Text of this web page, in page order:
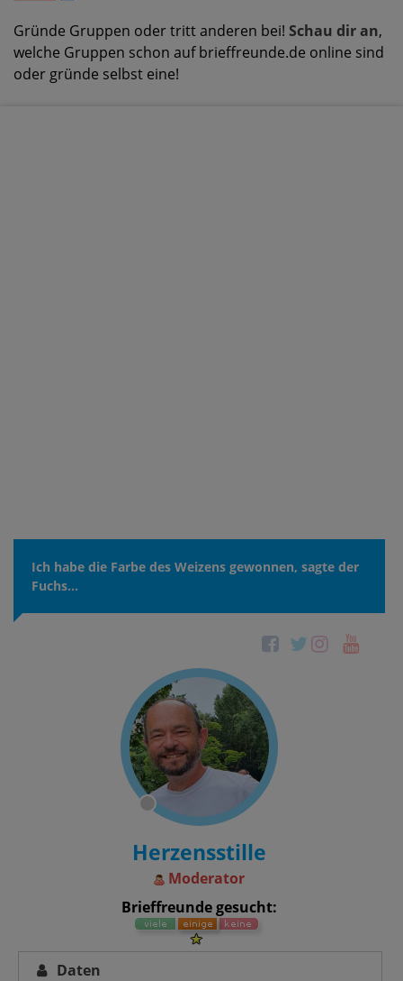
Gründe Gruppen oder tritt anderen bei! Schau dir an,
welche Gruppen schon auf brieffreunde.de online sind
oder gründe selbst eine!
Ich habe die Farbe des Weizens gewonnen, sagte der
Fuchs...
Herzensstille
Moderator
Brieffreunde gesucht:
Daten